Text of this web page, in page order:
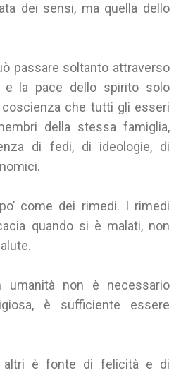
dei sensi, ma quella dello
passare soltanto attraverso
e la pace dello spirito solo
che tutti gli esseri
della stessa famiglia,
di fedi, di ideologie, di
come dei rimedi. I rimedi
quando si è malati, non
umanità non è necessario
è sufficiente essere
altri è fonte di felicità e di